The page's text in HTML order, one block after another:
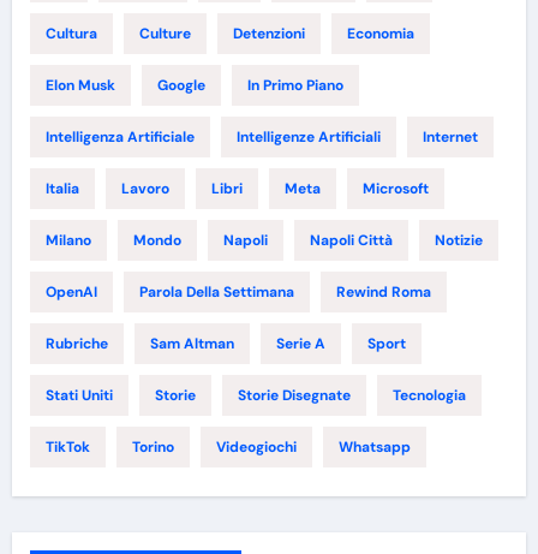
Cultura Culture Detenzioni Economia
Elon Musk Google In Primo Piano
Intelligenza Artificiale Intelligenze Artificiali Internet
Italia Lavoro Libri Meta Microsoft
Milano Mondo Napoli Napoli Città Notizie
OpenAI Parola Della Settimana Rewind Roma
Rubriche Sam Altman Serie A Sport
Stati Uniti Storie Storie Disegnate Tecnologia
TikTok Torino Videogiochi Whatsapp